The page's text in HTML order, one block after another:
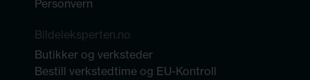
Personvern
Bildeleksperten.no
Butikker og verksteder
Bestill verkstedtime og EU-Kontroll